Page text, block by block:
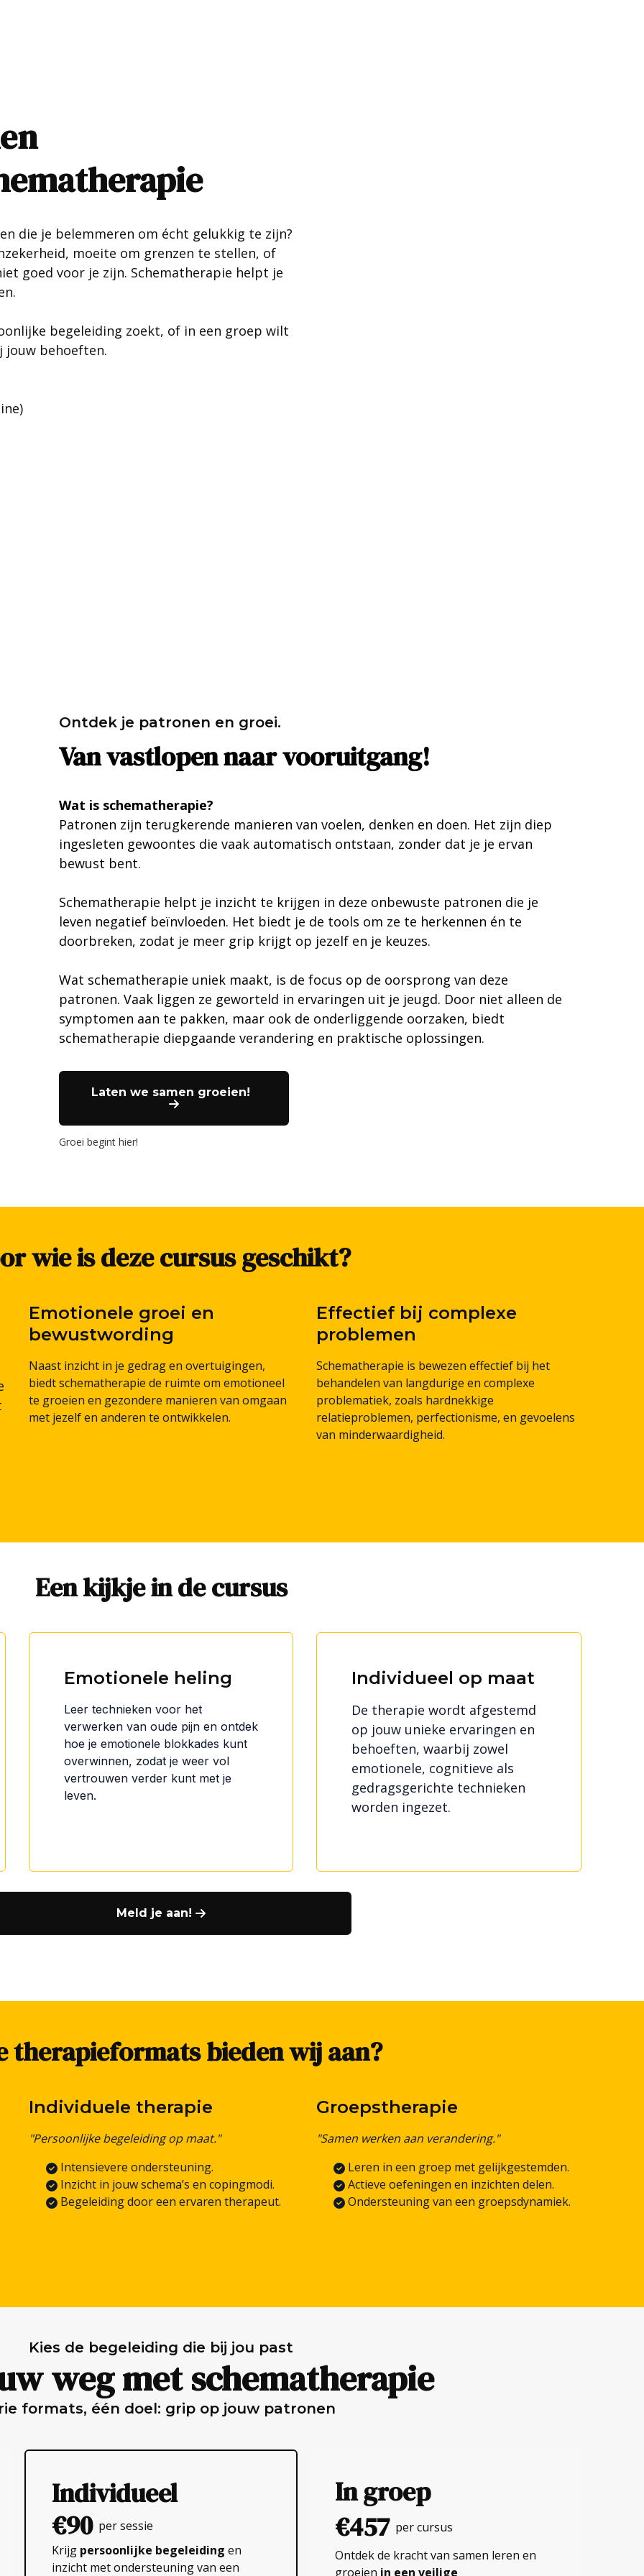
die je belemmeren om écht gelukkig te zijn?
moeite om grenzen te stellen, of
goed voor je zijn. Schematherapie helpt je
begeleiding zoekt, of in een groep wilt
jouw behoeften.
Ontdek je patronen en groei.
Van vastlopen naar vooruitgang!
Wat is schematherapie?
Patronen zijn terugkerende manieren van voelen, denken en doen. Het zijn diep
ingesleten gewoontes die vaak automatisch ontstaan, zonder dat je je ervan
bewust bent.
Schematherapie helpt je inzicht te krijgen in deze onbewuste patronen die je
leven negatief beïnvloeden. Het biedt je de tools om ze te herkennen én te
doorbreken, zodat je meer grip krijgt op jezelf en je keuzes.
Wat schematherapie uniek maakt, is de focus op de oorsprong van deze
patronen. Vaak liggen ze geworteld in ervaringen uit je jeugd. Door niet alleen de
symptomen aan te pakken, maar ook de onderliggende oorzaken, biedt
schematherapie diepgaande verandering en praktische oplossingen.
Laten we samen groeien!
Groei begint hier!
wie is deze cursus geschikt?
Emotionele groei en
bewustwording
Naast inzicht in je gedrag en overtuigingen,
biedt schematherapie de ruimte om emotioneel
te groeien en gezondere manieren van omgaan
met jezelf en anderen te ontwikkelen.
Effectief bij complexe
problemen
Schematherapie is bewezen effectief bij het
behandelen van langdurige en complexe
problematiek, zoals hardnekkige
relatieproblemen, perfectionisme, en gevoelens
van minderwaardigheid.
Een kijkje in de cursus
Emotionele heling
Leer technieken voor het
verwerken van oude pijn en ontdek
hoe je emotionele blokkades kunt
overwinnen, zodat je weer vol
vertrouwen verder kunt met je
leven.
Individueel op maat
De therapie wordt afgestemd
op jouw unieke ervaringen en
behoeften, waarbij zowel
emotionele, cognitieve als
gedragsgerichte technieken
worden ingezet.
Meld je aan!
therapieformats bieden wij aan?
Individuele therapie
"Persoonlijke begeleiding op maat."
Intensievere ondersteuning.
Inzicht in jouw schema’s en copingmodi.
Begeleiding door een ervaren therapeut.
Groepstherapie
"Samen werken aan verandering."
Leren in een groep met gelijkgestemden.
Actieve oefeningen en inzichten delen.
Ondersteuning van een groepsdynamiek.
Kies de begeleiding die bij jou past
weg met schematherapie
formats, één doel: grip op jouw patronen
Individueel
€90 per sessie
Krijg persoonlijke begeleiding en
inzicht met ondersteuning van een
In groep
€457 per cursus
Ontdek de kracht van samen leren en
groeien in een veilige